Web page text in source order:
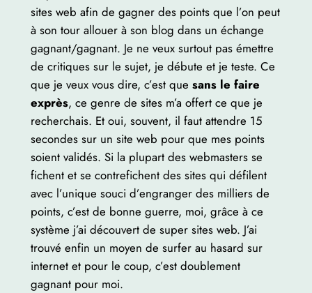
sites web afin de gagner des points que l’on peut
à son tour allouer à son blog dans un échange
gagnant/gagnant. Je ne veux surtout pas émettre
de critiques sur le sujet, je débute et je teste. Ce
que je veux vous dire, c’est que sans le faire
exprès, ce genre de sites m’a offert ce que je
recherchais. Et oui, souvent, il faut attendre 15
secondes sur un site web pour que mes points
soient validés. Si la plupart des webmasters se
fichent et se contrefichent des sites qui défilent
avec l’unique souci d’engranger des milliers de
points, c’est de bonne guerre, moi, grâce à ce
système j’ai découvert de super sites web. J’ai
trouvé enfin un moyen de surfer au hasard sur
internet et pour le coup, c’est doublement
gagnant pour moi.